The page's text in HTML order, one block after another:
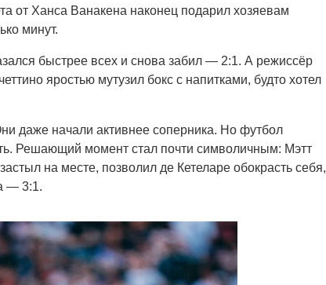
от Ханса Ванакена наконец подарил хозяевам
минут.
быстрее всех и снова забил — 2:1. А режиссёр
яростью мутузил бокс с напитками, будто хотел
даже начали активнее соперника. Но футбол
Решающий момент стал почти символичным: Мэтт
на месте, позволил де Кетеларе обокрасть себя,
— 3:1.